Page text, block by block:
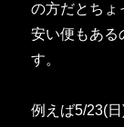
の方だとちょ
安い便もある
す。
例えば5/23(日